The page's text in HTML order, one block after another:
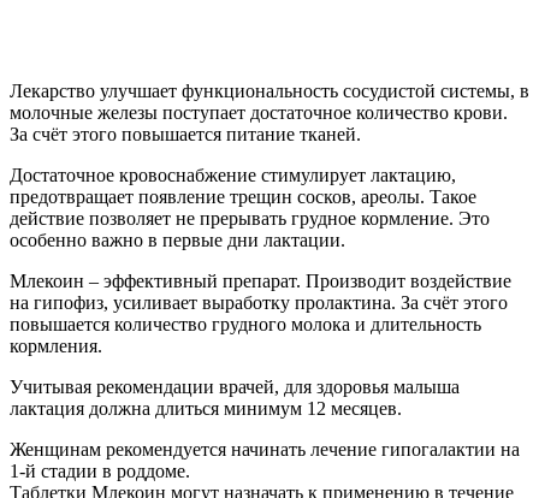
Лекарство улучшает функциональность сосудистой системы, в
молочные железы поступает достаточное количество крови.
За счёт этого повышается питание тканей.
Достаточное кровоснабжение стимулирует лактацию,
предотвращает появление трещин сосков, ареолы. Такое
действие позволяет не прерывать грудное кормление. Это
особенно важно в первые дни лактации.
Млекоин – эффективный препарат. Производит воздействие
на гипофиз, усиливает выработку пролактина. За счёт этого
повышается количество грудного молока и длительность
кормления.
Учитывая рекомендации врачей, для здоровья малыша
лактация должна длиться минимум 12 месяцев.
Женщинам рекомендуется начинать лечение гипогалактии на
1-й стадии в роддоме.
Таблетки Млекоин могут назначать к применению в течение